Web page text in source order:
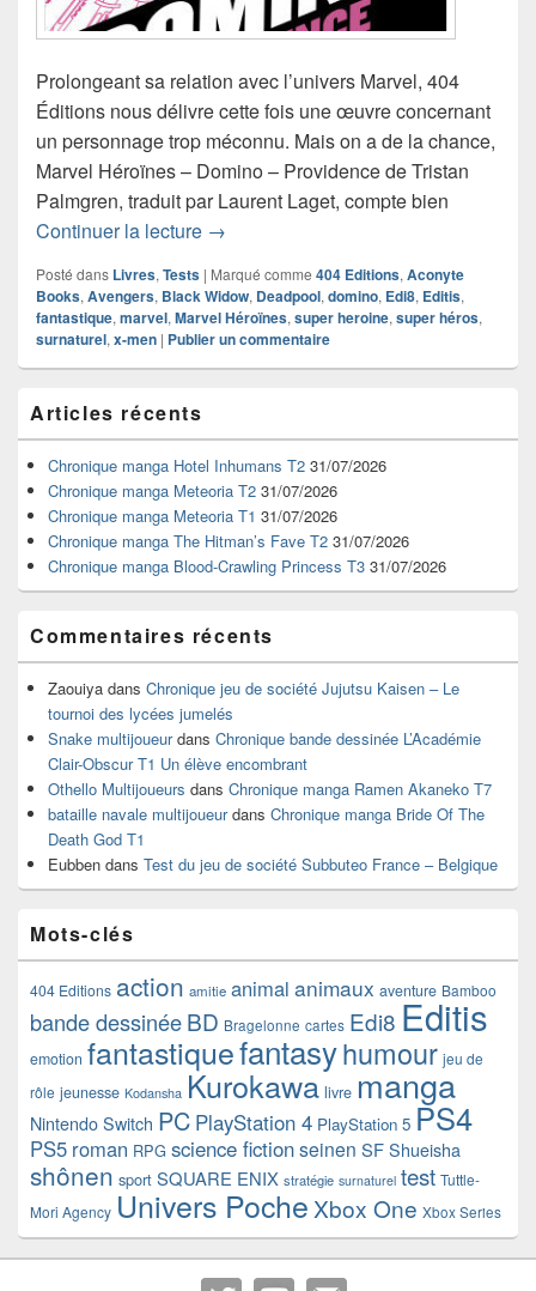
Prolongeant sa relation avec l’univers Marvel, 404
Éditions nous délivre cette fois une œuvre concernant
un personnage trop méconnu. Mais on a de la chance,
Marvel Héroïnes – Domino – Providence de Tristan
Palmgren, traduit par Laurent Laget, compte bien
Continuer la lecture Chronique roman Marvel Héroïnes –
→
Posté dans Livres, Tests | Marqué comme 404 Editions, Aconyte
Books, Avengers, Black Widow, Deadpool, domino, Edi8, Editis,
fantastique, marvel, Marvel Héroïnes, super heroine, super héros,
surnaturel, x-men | Publier un commentaire
principale
de
widget
pour
barre
latérale
Articles récents
Chronique manga Hotel Inhumans T2 31/07/2026
Chronique manga Meteoria T2 31/07/2026
Chronique manga Meteoria T1 31/07/2026
Chronique manga The Hitman’s Fave T2 31/07/2026
Chronique manga Blood-Crawling Princess T3 31/07/2026
Commentaires récents
Zaouiya dans Chronique jeu de société Jujutsu Kaisen – Le
tournoi des lycées jumelés
Snake multijoueurdans Chronique bande dessinée L’Académie
Clair-Obscur T1 Un élève encombrant
Othello Multijoueurs dans Chronique manga Ramen Akaneko T7
bataille navale multijoueurdans Chronique manga Bride Of The
Death God T1
Eubben dans Test du jeu de société Subbuteo France – Belgique
Mots-clés
404 Editions action amitie animal animaux aventure Bamboo
bande dessinéeBD Bragelonne cartes Edi8 Editis
emotion fantastiquefantasyhumour jeu de
rôle jeunesse Kodansha Kurokawa livre manga
Nintendo Switch PC PlayStation 4 PlayStation 5 PS4
PS5 roman RPG science fictionseinen SF Shueisha
shônen sport SQUARE ENIX stratégie surnaturel test Tuttle-
Mori Agency Univers Poche Xbox One Xbox Series